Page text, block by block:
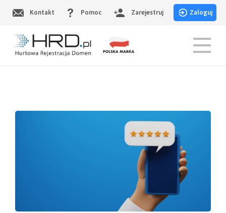
Kontakt Pomoc Zarejestruj Zaloguj
HRD.pl – Hurtowa Rejestracja Domen